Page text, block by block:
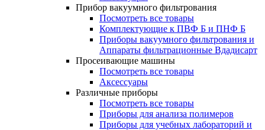
Прибор вакуумного фильтрования
Посмотреть все товары
Комплектующие к ПВФ Б и ПНФ Б
Приборы вакуумного фильтрования и
Аппараты фильтрационные Вдадисарт
Просеивающие машины
Посмотреть все товары
Аксессуары
Различные приборы
Посмотреть все товары
Приборы для анализа полимеров
Приборы для учебных лабораторий и